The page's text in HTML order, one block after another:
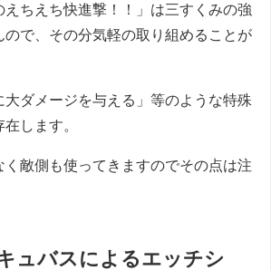
えちえち快進撃！！」は三すくみの強
ので、その分気軽の取り組めることが
大ダメージを与える」等のような特殊
します。
く敵側も使ってきますのでその点は注
バスによるエッチシ